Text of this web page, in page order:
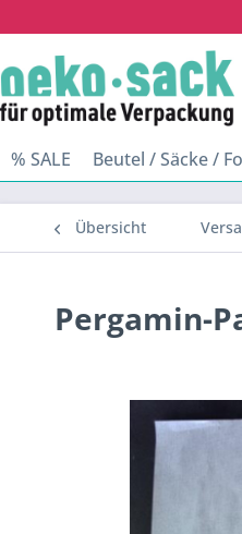
% SALE Beutel / Säcke /
Übersicht
Pergamin-